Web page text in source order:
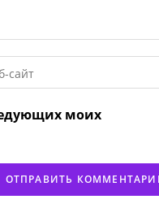
моих